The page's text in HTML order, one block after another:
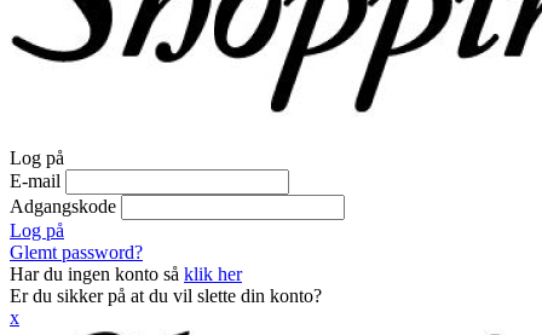
Log på
E-mail
Adgangskode
Log på
Glemt password?
Har du ingen konto så klik her
Er du sikker på at du vil slette din konto?
x